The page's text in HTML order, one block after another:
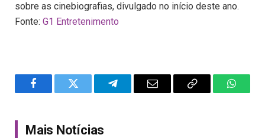
sobre as cinebiografias, divulgado no início deste ano.
Fonte: G1 Entretenimento
FacebookTwitter TelegramEmail
Copy
Mais Notícias